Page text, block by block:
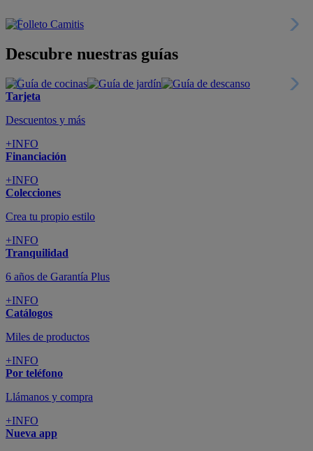
Descubre nuestras guías
Tarjeta
Descuentos y más
+INFO
Financiación
+INFO
Colecciones
Crea tu propio estilo
+INFO
Tranquilidad
6 años de Garantía Plus
+INFO
Catálogos
Miles de productos
+INFO
Por teléfono
Llámanos y compra
+INFO
Nueva app